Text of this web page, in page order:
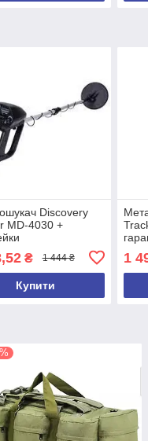
Discovery
MD-4030 +
₴ 1 444 ₴
Купити
1